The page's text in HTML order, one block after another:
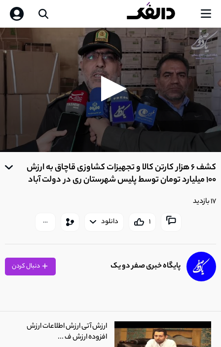
0
of
کشف 6 هزار کارتن کالا و تجهیزات کشاوزی قاچاق به ارزش
100 میلیارد تومان توسط پلیس شهرستان ری در دولت آباد
17 بازدید
1 دانلود
پایگاه خبری صفر دو یک
ارزش آتی ارزش اطلاعات ارزش
افزوده ارزش ف ...